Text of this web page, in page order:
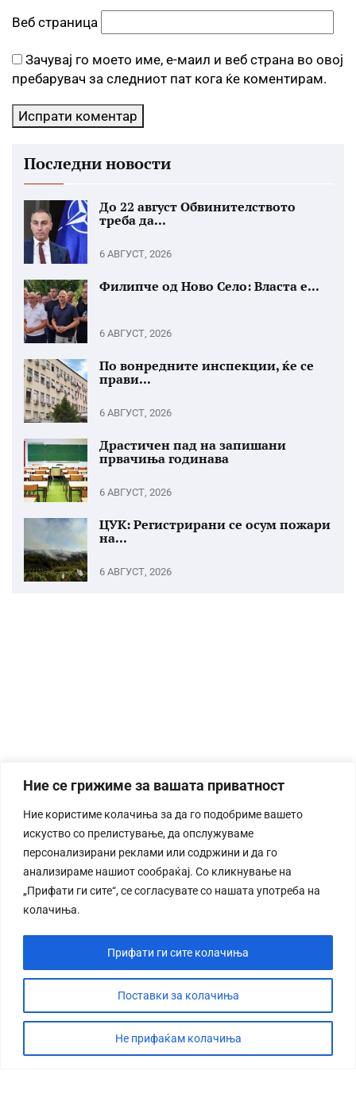
Ние се грижиме за вашата приватност
Ние користиме колачиња за да го подобриме вашето
искуство со прелистување, да опслужуваме
персонализирани реклами или содржини и да го
анализираме нашиот сообраќај. Со кликнување на
„Прифати ги сите“, се согласувате со нашата употреба на
колачиња.
Поставки за колачиња
Не прифаќам колачиња
Прифати ги сите колачиња
Веб страница
Зачувај го моето име, е-маил и веб страна во овој
пребарувач за следниот пат кога ќе коментирам.
Последни новости
До 22 август Обвинителството
треба да...
6 АВГУСТ, 2026
Филипче од Ново Село: Власта е...
6 АВГУСТ, 2026
По вонредните инспекции, ќе се
прави...
6 АВГУСТ, 2026
Драстичен пад на запишани
првачиња годинава
6 АВГУСТ, 2026
ЦУК: Регистрирани се осум пожари
на...
6 АВГУСТ, 2026